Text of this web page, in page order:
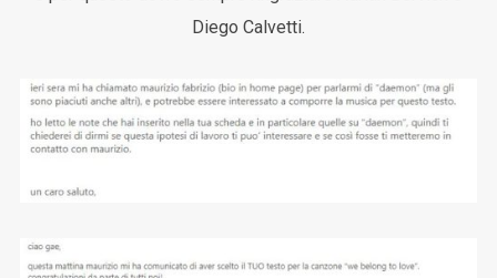
Diego Calvetti.